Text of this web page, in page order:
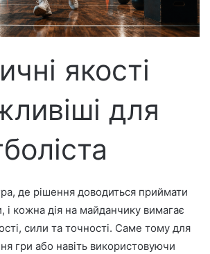
к
т
о
н
о
о
т
а
якості
для
де рішення доводиться приймати
і кожна дія на майданчику вимагає
сили та точності. Саме тому для
гри або навіть використовуючи